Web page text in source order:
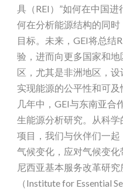
具（REI）”如何在中国
何在分析能源结构的同
目标。未来，GEI将总结
验，进而向更多国家和
区，尤其是非洲地区，
实现能源的公平性和可
几年中，GEI与东南亚合
生能源分析研究。从科
项目，我们与伙伴们一
气候变化，应对气候变
尼西亚基本服务改革研究
（Institute for Essential